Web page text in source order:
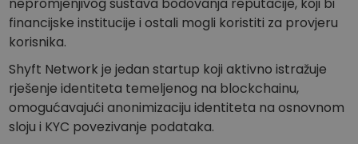
nepromjenjivog sustava bodovanja reputacije, koji bi
financijske institucije i ostali mogli koristiti za provjeru
korisnika.
Shyft Network je jedan startup koji aktivno istražuje
rješenje identiteta temeljenog na blockchainu,
omogućavajući anonimizaciju identiteta na osnovnom
sloju i KYC povezivanje podataka.